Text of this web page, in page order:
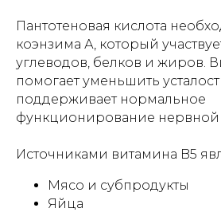
Пантотеновая кислота
коэнзима А, который
углеводов, белков и жиров.
помогает уменьшить
поддерживает нормальное
функционирование нервной
Источниками витамина B5
Мясо и субпродукты
Яйца